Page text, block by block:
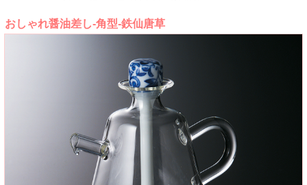
おしゃれ醤油差し-角型-鉄仙唐草